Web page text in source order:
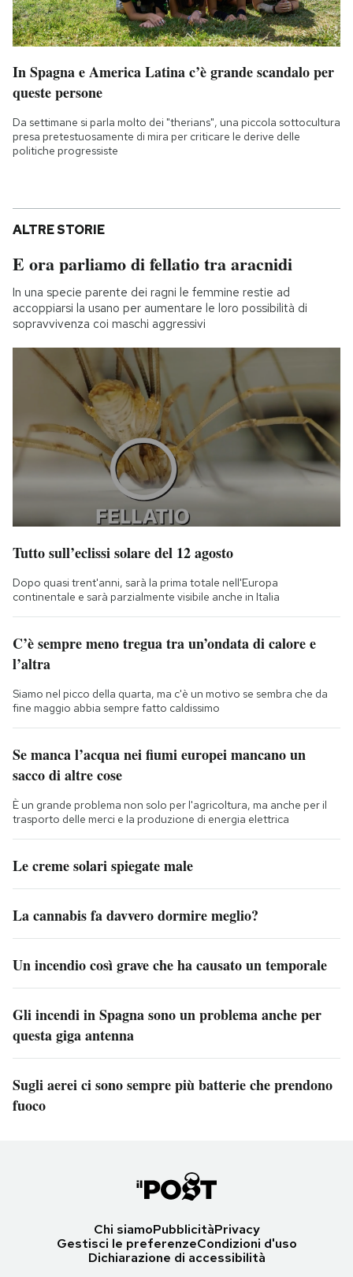
In Spagna e America Latina c’è grande scandalo per
queste persone
Da settimane si parla molto dei "therians", una piccola sottocultura
presa pretestuosamente di mira per criticare le derive delle
politiche progressiste
ALTRE STORIE
E ora parliamo di fellatio tra aracnidi
In una specie parente dei ragni le femmine restie ad
accoppiarsi la usano per aumentare le loro possibilità di
sopravvivenza coi maschi aggressivi
Tutto sull’eclissi solare del 12 agosto
Dopo quasi trent'anni, sarà la prima totale nell'Europa
continentale e sarà parzialmente visibile anche in Italia
C’è sempre meno tregua tra un’ondata di calore e
l’altra
Siamo nel picco della quarta, ma c'è un motivo se sembra che da
fine maggio abbia sempre fatto caldissimo
Se manca l’acqua nei fiumi europei mancano un
sacco di altre cose
È un grande problema non solo per l'agricoltura, ma anche per il
trasporto delle merci e la produzione di energia elettrica
Le creme solari spiegate male
La cannabis fa davvero dormire meglio?
Un incendio così grave che ha causato un temporale
Gli incendi in Spagna sono un problema anche per
questa giga antenna
Sugli aerei ci sono sempre più batterie che prendono
fuoco
Chi siamoPubblicitàPrivacy
Gestisci le preferenzeCondizioni d'uso
Dichiarazione di accessibilità